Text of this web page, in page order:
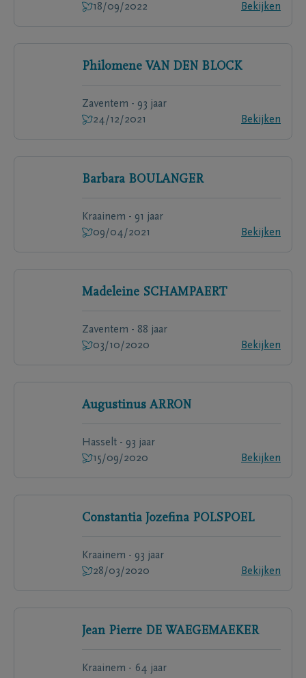
18/09/2022
Bekijken
Philomene VAN DEN BLOCK
Zaventem - 93 jaar
24/12/2021
Bekijken
Barbara BOULANGER
Kraainem - 91 jaar
09/04/2021
Bekijken
Madeleine SCHAMPAERT
Zaventem - 88 jaar
03/10/2020
Bekijken
Augustinus ARRON
Hasselt - 93 jaar
15/09/2020
Bekijken
Constantia Jozefina POLSPOEL
Kraainem - 93 jaar
28/03/2020
Bekijken
Jean Pierre DE WAEGEMAEKER
Kraainem - 64 jaar